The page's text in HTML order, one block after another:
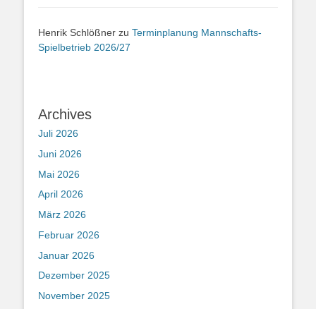
Henrik Schlößner zu Terminplanung Mannschafts-
Spielbetrieb 2026/27
Archives
Juli 2026
Juni 2026
Mai 2026
April 2026
März 2026
Februar 2026
Januar 2026
Dezember 2025
November 2025